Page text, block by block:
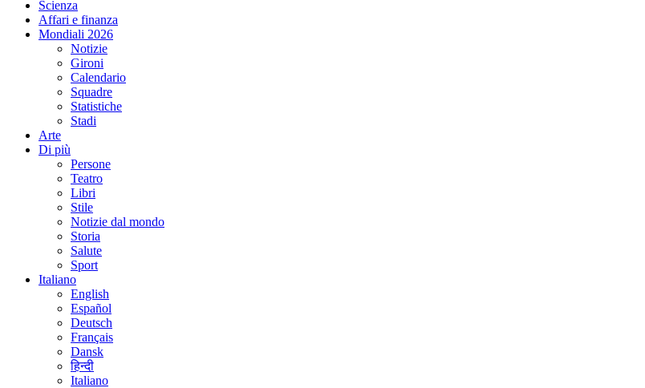
Scienza
Affari e finanza
Mondiali 2026
Notizie
Gironi
Calendario
Squadre
Statistiche
Stadi
Arte
Di più
Persone
Teatro
Libri
Stile
Notizie dal mondo
Storia
Salute
Sport
Italiano
English
Español
Deutsch
Français
Dansk
हिन्दी
Italiano